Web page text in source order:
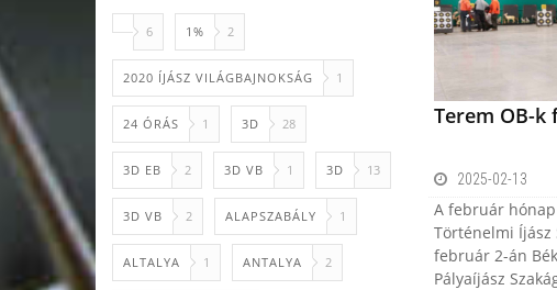
6 1% 2
2020 ÍJÁSZ VILÁGBAJNOKSÁG 1
24 ÓRÁS 1 3D 28
3D EB 2 3D VB 1 3D 13
3D VB 2 ALAPSZABÁLY 1
ALTALYA 1 ANTALYA 2
Terem OB-k
2025-02-13
A február
Történelmi Íjász
február 2-án
Pályaíjász